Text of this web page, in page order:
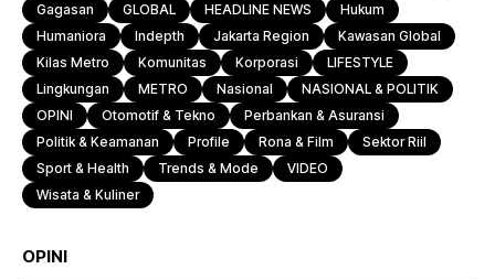
Gagasan
GLOBAL HEADLINE NEWS
Hukum
Humaniora
Indepth Jakarta Region
Kawasan Global
Kilas Metro
Komunitas Korporasi
LIFESTYLE
Lingkungan
METRO Nasional
NASIONAL & POLITIK
OPINI
Otomotif & Tekno
Perbankan & Asuransi
Politik & Keamanan
Profile Rona & Film
Sektor Riil
Sport & Health
Trends & Mode
VIDEO
Wisata & Kuliner
OPINI